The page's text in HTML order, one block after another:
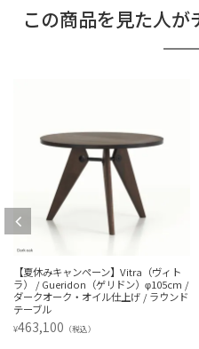
この商品を見た人
【夏休みキャンペーン】Vitra（ヴィト
ラ） / Gueridon bas（ゲリドン バ） /
ナチュラルオーク・オイル仕上げ / サイ
ドテーブル
¥350,900 （税込）